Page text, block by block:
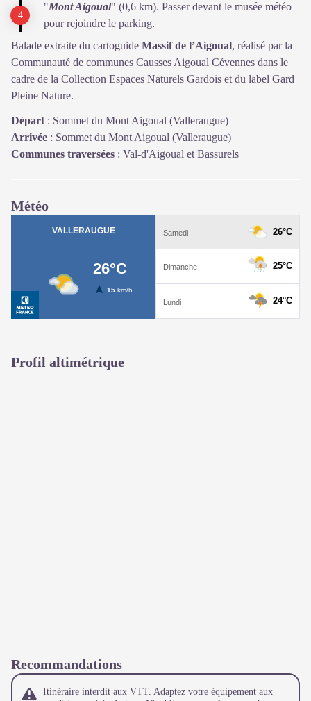
"Mont Aigoual" (0,6 km). Passer devant le musée météo
pour rejoindre le parking.
Balade extraite du cartoguide Massif de l’Aigoual, réalisé par la
Communauté de communes Causses Aigoual Cévennes dans le
cadre de la Collection Espaces Naturels Gardois et du label Gard
Pleine Nature.
Départ : Sommet du Mont Aigoual (Valleraugue)
Arrivée : Sommet du Mont Aigoual (Valleraugue)
Communes traversées : Val-d'Aigoual et Bassurels
Météo
Profil altimétrique
Recommandations
Itinéraire interdit aux VTT. Adaptez votre équipement aux